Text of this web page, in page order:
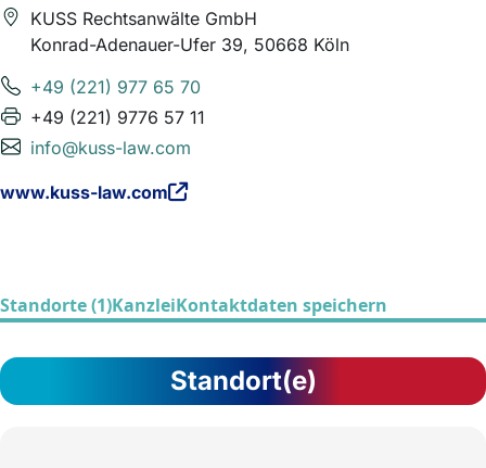
KUSS Rechtsanwälte GmbH
Konrad-Adenauer-Ufer 39, 50668 Köln
+49 (221) 977 65 70
+49 (221) 9776 57 11
info@kuss-law.com
www.kuss-law.com
Standorte (1)KanzleiKontaktdaten speichern
Standort(e)